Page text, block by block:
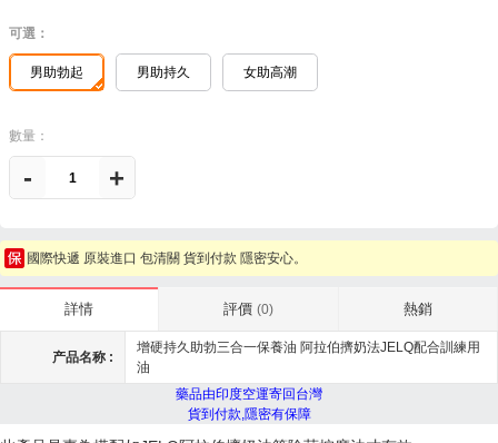
可選：
男助勃起 男助持久 女助高潮
數量：
- +
國際快遞 原裝進口 包清關 貨到付款 隱密安心。
詳情 評價 (0) 熱銷
产品名称 :
增硬持久助勃三合一保養油 阿拉伯擠奶法JELQ配合訓練用
油
藥品由印度空運寄回台灣
貨到付款,隱密有保障